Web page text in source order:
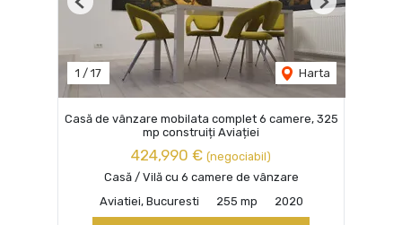
1 / 17 Harta
Previous Next
Casă de vânzare mobilata complet 6 camere, 325
mp construiți Aviației
424,990 € (negociabil)
Casă / Vilă cu 6 camere de vânzare
Aviatiei, Bucuresti
255 mp 2020